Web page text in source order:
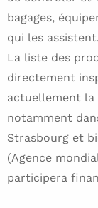
bagages,
qui les assistent.
La liste des
directement
actuellement
notamment
Strasbourg et
(Agence
participera